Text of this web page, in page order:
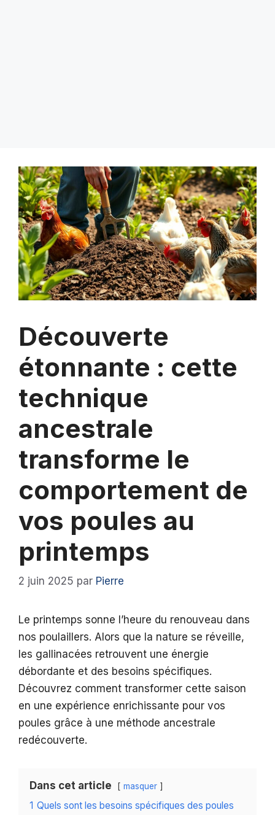
Découverte
étonnante : cette
technique
ancestrale
transforme le
comportement de
vos poules au
printemps
2 juin 2025 par Pierre
Le printemps sonne l’heure du renouveau dans
nos poulaillers. Alors que la nature se réveille,
les gallinacées retrouvent une énergie
débordante et des besoins spécifiques.
Découvrez comment transformer cette saison
en une expérience enrichissante pour vos
poules grâce à une méthode ancestrale
redécouverte.
Dans cet article masquer
1 Quels sont les besoins spécifiques des poules